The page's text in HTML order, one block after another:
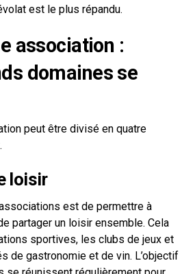
est le plus répandu.
association :
domaines se
peut être divisé en quatre
loisir
est de permettre à
partager un loisir ensemble. Cela
sportives, les clubs de jeux et
de gastronomie et de vin. L’objectif